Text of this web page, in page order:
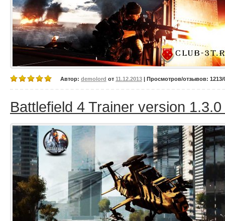
Автор: demolord от 11.12.2013 | Просмотров/отзывов: 1213/
Battlefield 4 Trainer version